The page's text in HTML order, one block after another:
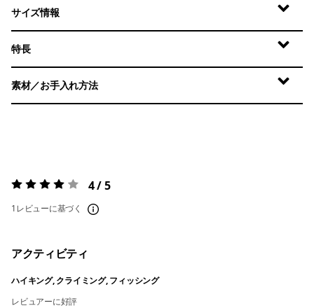
サイズ情報
特長
素材／お手入れ方法
評価:4 / 5 4 / 5
1レビューに基づく
アクティビティ
ハイキング, クライミング, フィッシング
レビュアーに好評